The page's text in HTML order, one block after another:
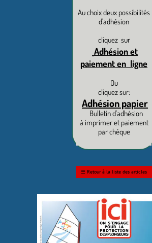
Au choix deux possibilités
d'adhésion
cliquez sur
Adhésion et
paiement en ligne
Ou
cliquez sur:
Adhésion papier
Bulletin d'adhésion
à imprimer et paiement
par chèque
☰ Retour à la liste des articles